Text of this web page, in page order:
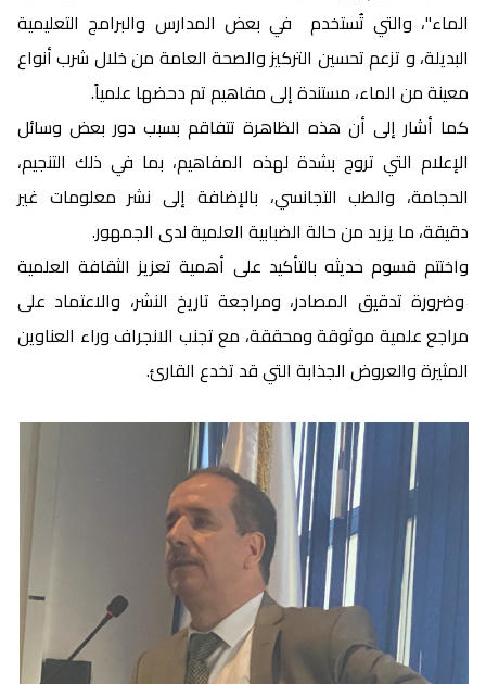
الماء"، والتي تُستخدم في بعض المدارس والبرامج التعليمية
البديلة، و تزعم تحسين التركيز والصحة العامة من خلال شرب أنواع
معينة من الماء، مستندة إلى مفاهيم تم دحضها علمياً.
كما أشار إلى أن هذه الظاهرة تتفاقم بسبب دور بعض وسائل
الإعلام التي تروج بشدة لهذه المفاهيم، بما في ذلك التنجيم،
الحجامة، والطب التجانسي، بالإضافة إلى نشر معلومات غير
دقيقة، ما يزيد من حالة الضبابية العلمية لدى الجمهور.
واختتم قسوم حديثه بالتأكيد على أهمية تعزيز الثقافة العلمية
وضرورة تدقيق المصادر، ومراجعة تاريخ النشر، والاعتماد على
مراجع علمية موثوقة ومحققة، مع تجنب الانجراف وراء العناوين
المثيرة والعروض الجذابة التي قد تخدع القارئ.